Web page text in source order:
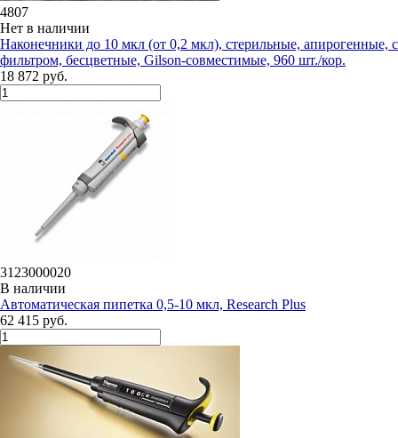
4807
Нет в наличии
Наконечники до 10 мкл (от 0,2 мкл), стерильные, апирогенные, с
фильтром, бесцветные, Gilson-совместимые, 960 шт./кор.
18 872 руб.
3123000020
В наличии
Автоматическая пипетка 0,5-10 мкл, Research Plus
62 415 руб.